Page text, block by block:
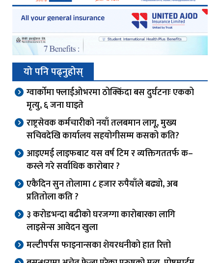
यो पनि पढ्नुहोस्
ग्वार्काेमा फ्लाईओभरमा ठोक्किंदा बस दुर्घटनाः एकको
मृत्यु, ६ जना घाइते
राष्ट्रसेवक कर्मचारीको नयाँ तलबमान लागू, मुख्य
सचिवदेखि कार्यालय सहयोगीसम्म कसको कति?
आइएमई लाइफबाट यस वर्ष टिम र व्यक्तिगततर्फ क–
कस्ले गरे सर्वाधिक कारोबार ?
एकैदिन सुन तोलामा ८ हजार रुपैयाँले बढ्यो, अब
प्रतितोला कति ?
३ करोडभन्दा बढीको घरजग्गा कारोबारका लागि
लाइसेन्स आवेदन खुला
मल्टीपर्पस फाइनान्सका शेयरधनीको हात रित्तो